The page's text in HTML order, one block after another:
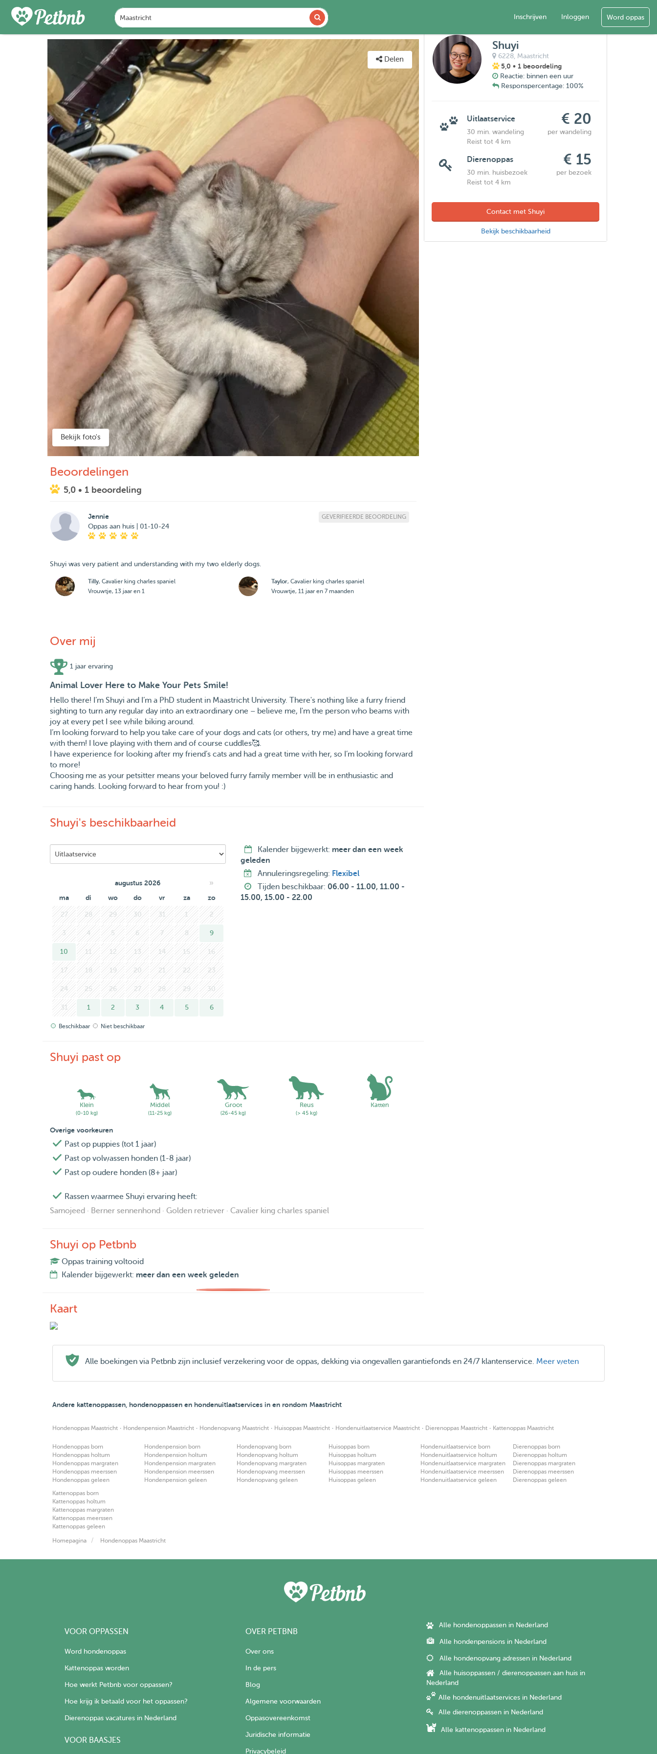
Inschrijven Inloggen Word oppas
BEOORDELINGEN DETAILS
Delen
Bekijk foto's
Beoordelingen
5,0 • 1 beoordeling
Jennie
Oppas aan huis | 01-10-24
GEVERIFIEERDE BEOORDELING
Shuyi was very patient and understanding with my two elderly dogs.
Tilly, Cavalier king charles spaniel
Vrouwtje, 13 jaar en 1
Taylor, Cavalier king charles spaniel
Vrouwtje, 11 jaar en 7 maanden
Over mij
1 jaar ervaring
Animal Lover Here to Make Your Pets Smile!
Hello there! I’m Shuyi and I’m a PhD student in Maastricht University. There's nothing like a furry friend
sighting to turn any regular day into an extraordinary one – believe me, I'm the person who beams with
joy at every pet I see while biking around.
I’m looking forward to help you take care of your dogs and cats (or others, try me) and have a great time
with them! I love playing with them and of course cuddles🥰.
I have experience for looking after my friend’s cats and had a great time with her, so I’m looking forward
to more!
Choosing me as your petsitter means your beloved furry family member will be in enthusiastic and
caring hands. Looking forward to hear from you! :)
Shuyi's beschikbaarheid
augustus 2026 »
ma di wo do vr za zo
27 28 29 30 31 1 2
3 4 5 6 7 8 9
10 11 12 13 14 15 16
17 18 19 20 21 22 23
24 25 26 27 28 29 30
31 1 2 3 4 5 6
Beschikbaar Niet beschikbaar
Kalender bijgewerkt: meer dan een week
geleden
Annuleringsregeling: Flexibel
Tijden beschikbaar: 06.00 - 11.00, 11.00 -
15.00, 15.00 - 22.00
Shuyi past op
Klein
(0-10 kg)
Middel
(11-25 kg)
Groot
(26-45 kg)
Reus
(> 45 kg)
Katten
Overige voorkeuren
Past op puppies (tot 1 jaar)
Past op volwassen honden (1-8 jaar)
Past op oudere honden (8+ jaar)
Rassen waarmee Shuyi ervaring heeft:
Samojeed · Berner sennenhond · Golden retriever · Cavalier king charles spaniel
Shuyi op Petbnb
Oppas training voltooid
Kalender bijgewerkt: meer dan een week geleden
Kaart
Shuyi
6228, Maastricht
5,0 • 1 beoordeling
Reactie: binnen een uur
Responspercentage: 100%
Uitlaatservice € 20
30 min. wandeling
per wandeling
Reist tot 4 km
Dierenoppas € 15
30 min. huisbezoek
per bezoek
Reist tot 4 km
Contact met Shuyi
Bekijk beschikbaarheid
Alle boekingen via Petbnb zijn inclusief verzekering voor de oppas, dekking via ongevallen garantiefonds en 24/7 klantenservice. Meer weten
Andere kattenoppassen, hondenoppassen en hondenuitlaatservices in en rondom Maastricht
Hondenoppas Maastricht · Hondenpension Maastricht · Hondenopvang Maastricht · Huisoppas Maastricht · Hondenuitlaatservice Maastricht · Dierenoppas Maastricht · Kattenoppas Maastricht
Hondenoppas born
Hondenoppas holtum
Hondenoppas margraten
Hondenoppas meerssen
Hondenoppas geleen
Hondenpension born
Hondenpension holtum
Hondenpension margraten
Hondenpension meerssen
Hondenpension geleen
Hondenopvang born
Hondenopvang holtum
Hondenopvang margraten
Hondenopvang meerssen
Hondenopvang geleen
Huisoppas born
Huisoppas holtum
Huisoppas margraten
Huisoppas meerssen
Huisoppas geleen
Hondenuitlaatservice born
Hondenuitlaatservice holtum
Hondenuitlaatservice margraten
Hondenuitlaatservice meerssen
Hondenuitlaatservice geleen
Dierenoppas born
Dierenoppas holtum
Dierenoppas margraten
Dierenoppas meerssen
Dierenoppas geleen
Kattenoppas born
Kattenoppas holtum
Kattenoppas margraten
Kattenoppas meerssen
Kattenoppas geleen
Homepagina Hondenoppas Maastricht
VOOR OPPASSEN
Word hondenoppas
Kattenoppas worden
Hoe werkt Petbnb voor oppassen?
Hoe krijg ik betaald voor het oppassen?
Dierenoppas vacatures in Nederland
VOOR BAASJES
OVER PETBNB
Over ons
In de pers
Blog
Algemene voorwaarden
Oppasovereenkomst
Juridische informatie
Privacybeleid
Alle hondenoppassen in Nederland
Alle hondenpensions in Nederland
Alle hondenopvang adressen in Nederland
Alle huisoppassen / dierenoppassen aan huis in
Nederland
Alle hondenuitlaatservices in Nederland
Alle dierenoppassen in Nederland
Alle kattenoppassen in Nederland